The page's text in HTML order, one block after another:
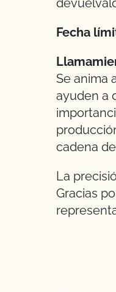
Fecha
Se anima
ayuden a
cadena
La
Gracias